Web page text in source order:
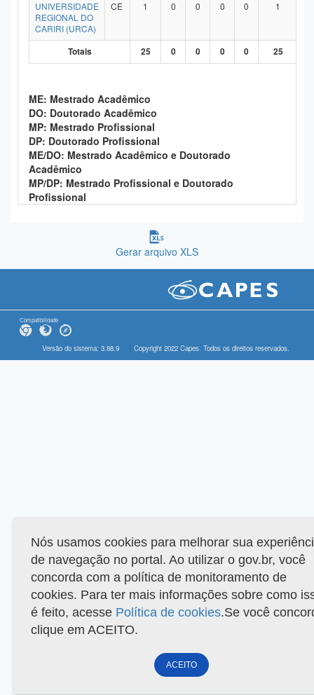
UNIVERSIDADE
REGIONAL DO
CARIRI (URCA)
CE 1 0 0 0 0 1
Totais 25 0 0 0 0 25
ME: Mestrado Acadêmico
DO: Doutorado Acadêmico
MP: Mestrado Profissional
DP: Doutorado Profissional
ME/DO: Mestrado Acadêmico e Doutorado
Acadêmico
MP/DP: Mestrado Profissional e Doutorado
Profissional
Gerar arquivo XLS
Compatibilidade
Versão do sistema: 3.88.9 Copyright 2022 Capes. Todos os direitos reservados.
Nós usamos cookies para melhorar sua
de navegação no portal. Ao utilizar o gov.br, você
concorda com a política de monitoramento de
cookies. Para ter mais informações sobre como
é feito, acesse Política de cookies.Se você
clique em ACEITO.
ACEITO